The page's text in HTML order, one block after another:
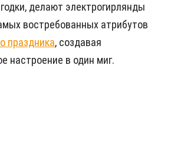
делают электрогирлянды
востребованных атрибутов
праздника, создавая
настроение в один миг.